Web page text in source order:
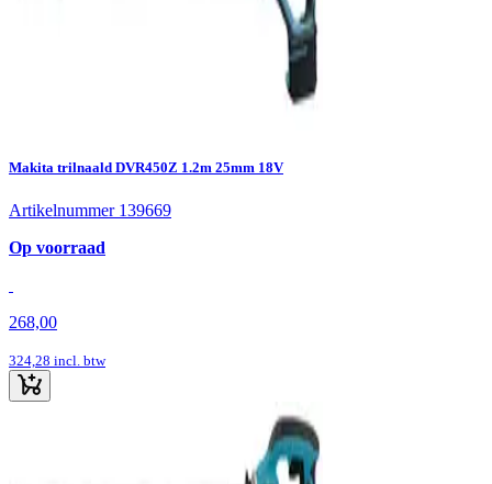
Makita trilnaald DVR450Z 1.2m 25mm 18V
Artikelnummer 139669
Op voorraad
268,00
324,28 incl. btw